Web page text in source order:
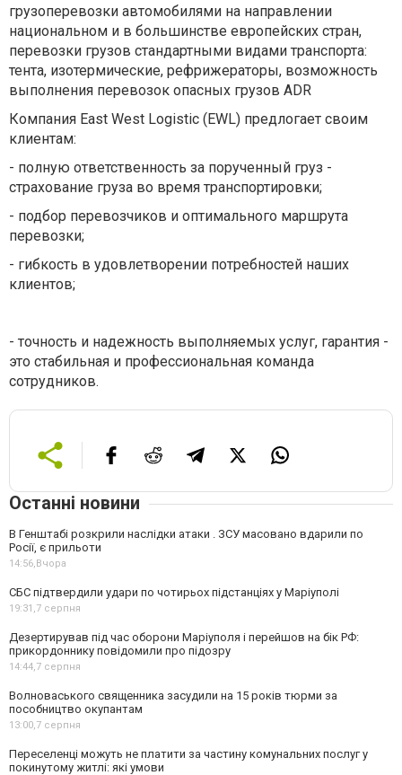
грузоперевозки автомобилями на направлении
национальном и в большинстве европейских стран,
перевозки грузов стандартными видами транспорта:
тента, изотермические, рефрижераторы, возможность
выполнения перевозок опасных грузов ADR
Компания East West Logistic (EWL) предлогает своим
клиентам:
- полную ответственность за порученный груз -
страхование груза во время транспортировки;
- подбор перевозчиков и оптимального маршрута
перевозки;
- гибкость в удовлетворении потребностей наших
клиентов;
- точность и надежность выполняемых услуг, гарантия -
это стабильная и профессиональная команда
сотрудников.
Останні новини
В Генштабі розкрили наслідки атаки . ЗСУ масовано вдарили по
Росії, є прильоти
14:56,Вчора
СБС підтвердили удари по чотирьох підстанціях у Маріуполі
19:31,7 серпня
Дезертирував під час оборони Маріуполя і перейшов на бік РФ:
прикордоннику повідомили про підозру
14:44,7 серпня
Волноваського священника засудили на 15 років тюрми за
пособництво окупантам
13:00,7 серпня
Переселенці можуть не платити за частину комунальних послуг у
покинутому житлі: які умови